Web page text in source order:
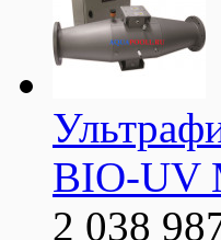
BIO-UV
2 038